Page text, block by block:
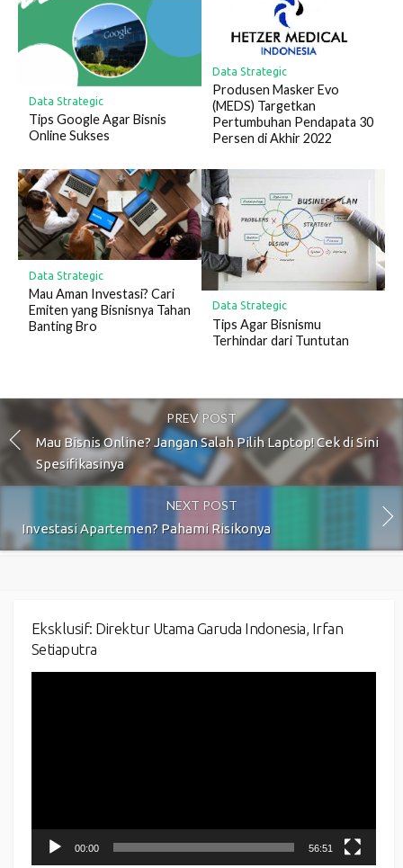
Data Strategic
Tips Google Agar Bisnis
Online Sukses
Data Strategic
Produsen Masker Evo
(MEDS) Targetkan
Pertumbuhan Pendapata 30
Persen di Akhir 2022
Data Strategic
Mau Aman Investasi? Cari
Emiten yang Bisnisnya Tahan
Banting Bro
Data Strategic
Tips Agar Bisnismu
Terhindar dari Tuntutan
PREV POST
Mau Bisnis Online? Jangan Salah Pilih Laptop! Cek di Sini
Spesifikasinya
NEXT POST
Investasi Apartemen? Pahami Risikonya
Eksklusif: Direktur Utama Garuda Indonesia, Irfan
Setiaputra
00:00 56:51